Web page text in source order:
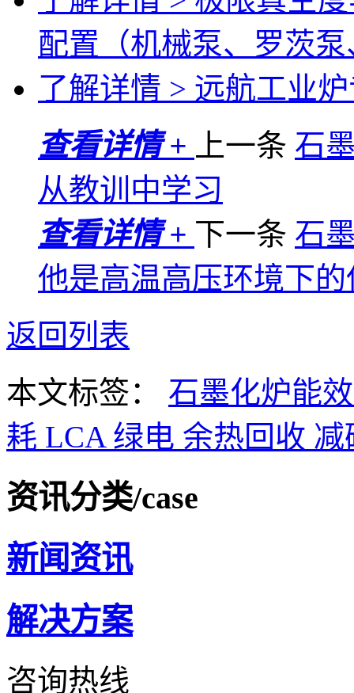
配置（机械泵、罗茨
了解详情 > 远航工业
查看详情 +
上一条 石
从教训中学习
查看详情 + 下一条 石
他是高温高压环境下
返回列表
本文标签： 石墨化炉能
耗 LCA 绿电 余热回收 减
资讯分类/case
新闻资讯
解决方案
咨询热线